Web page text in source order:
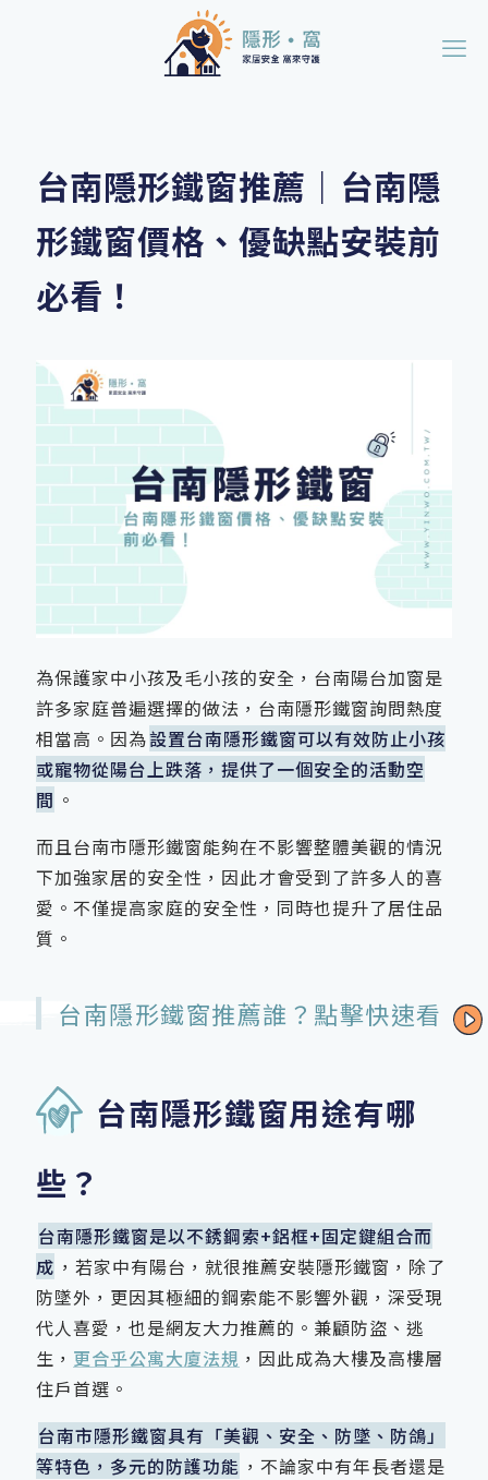
台南隱形鐵窗推薦｜台南隱
形鐵窗價格、優缺點安裝前
必看！
為保護家中小孩及毛小孩的安全，台南陽台加窗是
許多家庭普遍選擇的做法，台南隱形鐵窗詢問熱度
相當高。因為設置台南隱形鐵窗可以有效防止小孩
或寵物從陽台上跌落，提供了一個安全的活動空
間 。
而且台南市隱形鐵窗能夠在不影響整體美觀的情況
下加強家居的安全性，因此才會受到了許多人的喜
愛。不僅提高家庭的安全性，同時也提升了居住品
質。
台南隱形鐵窗推薦誰？點擊快速看
台南隱形鐵窗用途有哪
些？
台南隱形鐵窗是以不銹鋼索+鋁框+固定鍵組合而
成 ，若家中有陽台，就很推薦安裝隱形鐵窗，除了
防墜外，更因其極細的鋼索能不影響外觀，深受現
代人喜愛，也是網友大力推薦的。兼顧防盜、逃
生， 更合乎公寓大廈法規 ，因此成為大樓及高樓層
住戶首選。
台南市隱形鐵窗具有「美觀、安全、防墜、防鴿」
等特色，多元的防護功能 ，不論家中有年長者還是